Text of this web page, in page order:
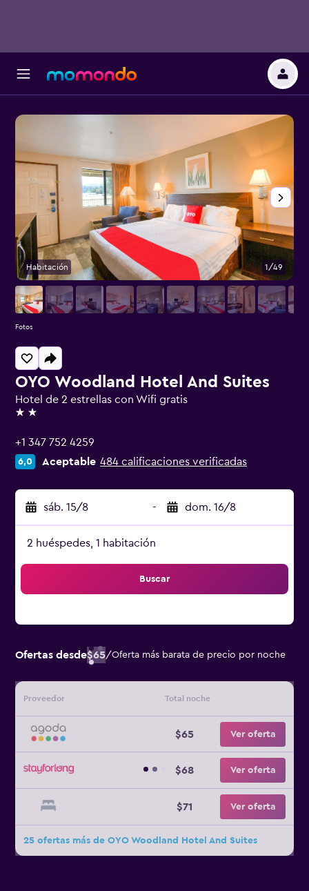
OYO Woodland Hotel And Suites
Hotel de 2 estrellas con Wifi gratis
2 estrellas
+1 347 752 4259
6,0 Aceptable 484 calificaciones verificadas
sáb. 15/8 - dom. 16/8
2 huéspedes, 1 habitación
Buscar
Ofertas desde$65/Oferta más barata de precio por noche
Proveedor Total noche
$65 Ver oferta
$68 Ver oferta
$71 Ver oferta
25 ofertas más de OYO Woodland Hotel And Suites
Habitación 1/49
Fotos